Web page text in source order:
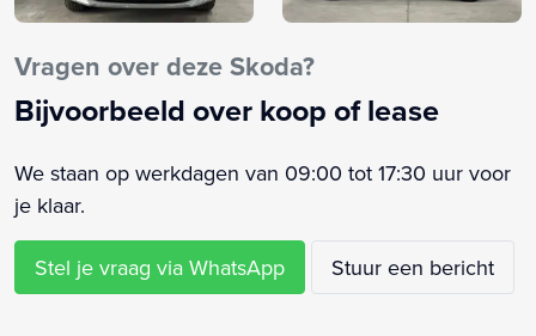
Apple Carplay/Android Auto
Armsteun voor
Assistentie Pakket
Autonomous Emergency Braking
Bagagedek
Bandenspanningscontrolesysteem
Binnenspiegel automatisch dimmend
Vragen over deze Skoda?
Bijvoorbeeld over koop of lease
We staan op werkdagen van 09:00 tot 17:30 uur voor
je klaar.
Stel je vraag via WhatsApp Stuur een bericht